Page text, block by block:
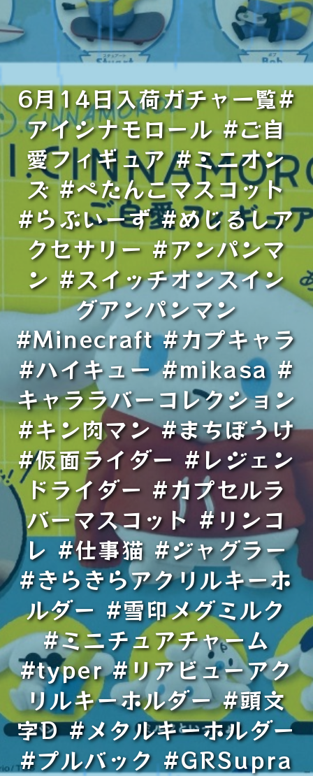
6月14日入荷ガチャ一覧#
アイシナモロール #ご自
愛フィギュア #ミニオン
ズ #ぺたんこマスコット
#らぶいーず #めじるしア
クセサリー #アンパンマ
ン #スイッチオンスイン
グアンパンマン
#Minecraft #カプキャラ
#ハイキュー #mikasa #
キャララバーコレクション
#キン肉マン #まちぼうけ
#仮面ライダー #レジェン
ドライダー #カプセルラ
バーマスコット #リンコ
レ #仕事猫 #ジャグラー
#きらきらアクリルキーホ
ルダー #雪印メグミルク
#ミニチュアチャーム
#typer #リアビューアク
リルキーホルダー #頭文
字D #メタルキーホルダー
#プルバック #GRSupra